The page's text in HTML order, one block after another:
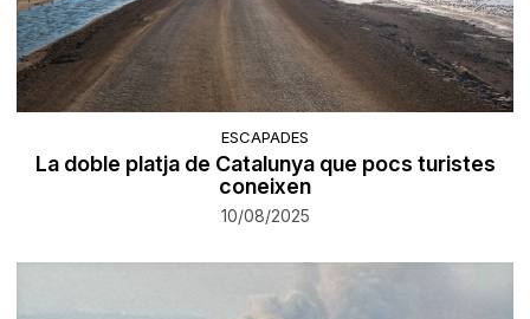
ESCAPADES
La doble platja de Catalunya que pocs turistes
coneixen
10/08/2025